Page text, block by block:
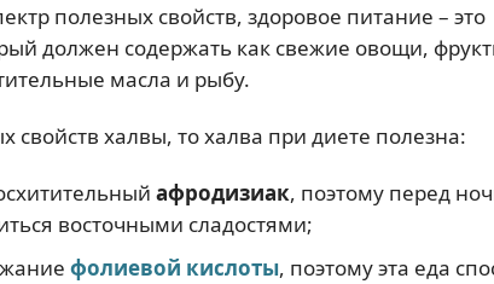
полезных свойств, здоровое питание – это
должен содержать как свежие овощи,
масла и рыбу.
свойств халвы, то халва при диете полезна:
афродизиак, поэтому перед
восточными сладостями;
фолиевой кислоты, поэтому эта еда